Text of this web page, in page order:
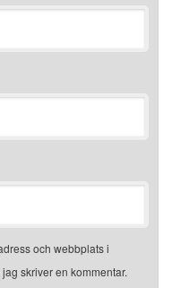
och webbplats i
skriver en kommentar.